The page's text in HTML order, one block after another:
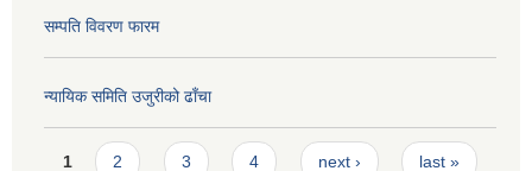
सम्पति विवरण फारम
न्यायिक समिति उजुरीको ढाँचा
Pages
1 2 3 4 next › last »